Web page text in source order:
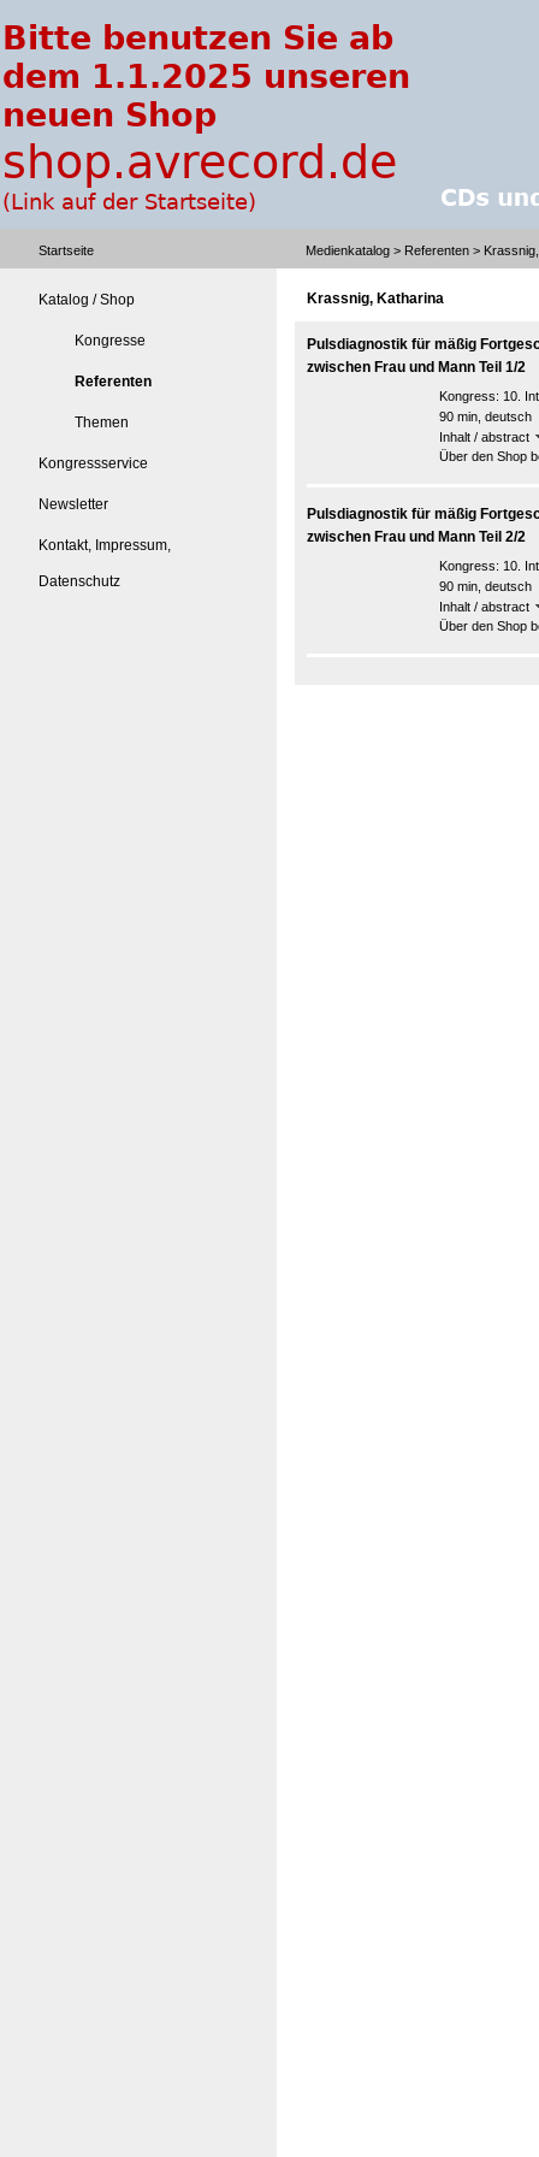
Startseite Medienkatalog > Referenten >
Katalog / Shop
Kongresse
Referenten
Themen
Kongressservice
Newsletter
Kontakt, Impressum,
Datenschutz
Krassnig, Katharina
Pulsdiagnostik für mäßig
zwischen Frau und Mann Teil 1/2
Kongress: 10.
90 min, deutsch
Inhalt / abstract
Über den Shop
Pulsdiagnostik für mäßig
zwischen Frau und Mann Teil 2/2
Kongress: 10.
90 min, deutsch
Inhalt / abstract
Über den Shop